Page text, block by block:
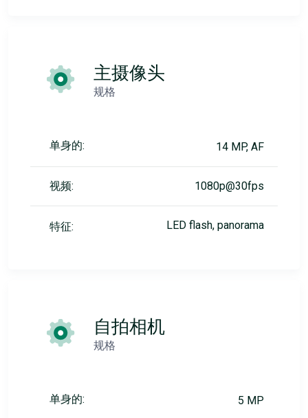
主摄像头
规格
单身的: 14 MP, AF
视频: 1080p@30fps
特征: LED flash, panorama
自拍相机
规格
单身的: 5 MP